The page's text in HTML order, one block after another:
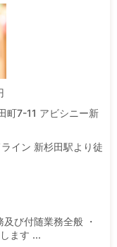
町7-11 アビシニー新
イン 新杉田駅より徒
び付随業務全般 ・
ます ...